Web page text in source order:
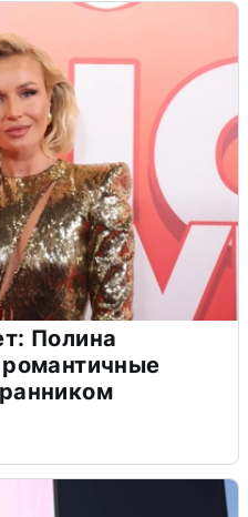
Полина
романтичные